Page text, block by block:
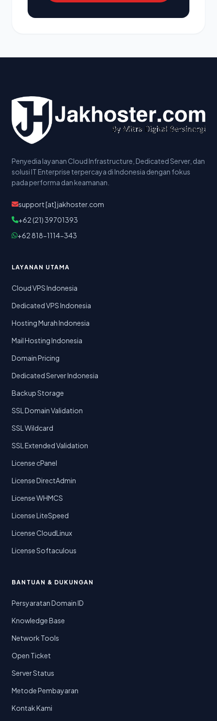
Penyedia layanan Cloud Infrastructure, Dedicated Server, dan
solusi IT Enterprise terpercaya di Indonesia dengan fokus
pada performa dan keamanan.
support [at] jakhoster.com
+62 (21) 39701393
+62 818-1114-343
LAYANAN UTAMA
Cloud VPS Indonesia
Dedicated VPS Indonesia
Hosting Murah Indonesia
Mail Hosting Indonesia
Domain Pricing
Dedicated Server Indonesia
Backup Storage
SSL Domain Validation
SSL Wildcard
SSL Extended Validation
License cPanel
License DirectAdmin
License WHMCS
License LiteSpeed
License CloudLinux
License Softaculous
BANTUAN & DUKUNGAN
Persyaratan Domain ID
Knowledge Base
Network Tools
Open Ticket
Server Status
Metode Pembayaran
Kontak Kami